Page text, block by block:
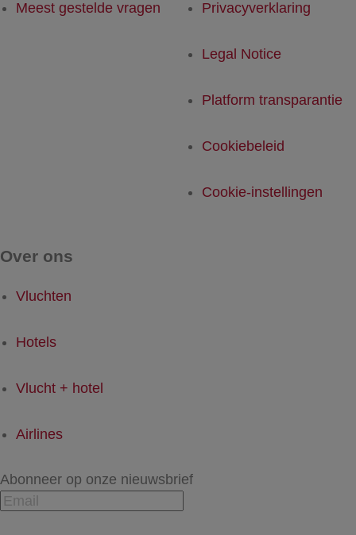
Meest gestelde vragen Privacyverklaring
Legal Notice
Platform transparantie
Cookiebeleid
Cookie-instellingen
Over ons
Vluchten
Hotels
Vlucht + hotel
Airlines
Abonneer op onze nieuwsbrief